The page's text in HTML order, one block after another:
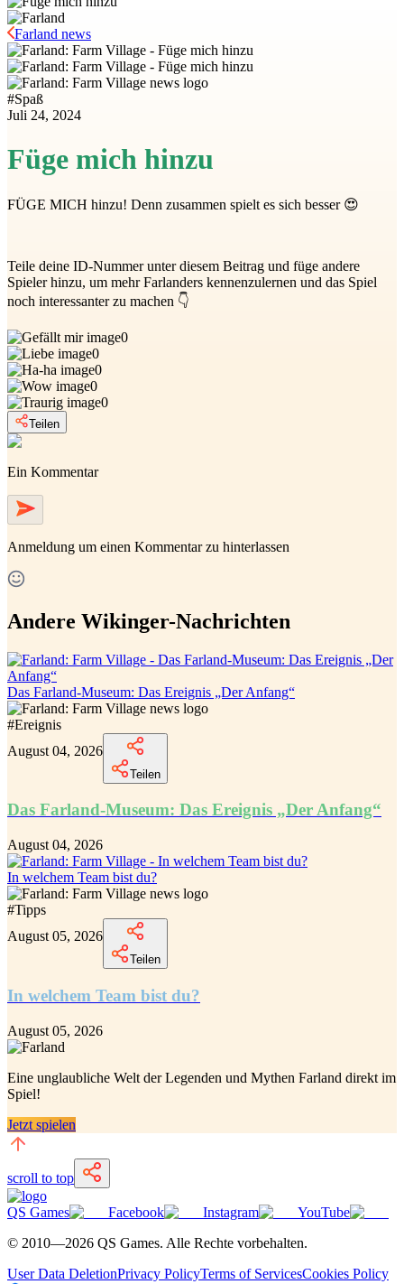
Farland news
#Spaß
Juli 24, 2024
Füge mich hinzu
FÜGE MICH hinzu! Denn zusammen spielt es sich besser 😍
Teile deine ID-Nummer unter diesem Beitrag und füge andere
Spieler hinzu, um mehr Farlanders kennenzulernen und das Spiel
noch interessanter zu machen 👇
0
0
0
0
0
Teilen
Ein Kommentar
Anmeldung um einen Kommentar zu hinterlassen
Andere Wikinger-Nachrichten
Das Farland-Museum: Das Ereignis „Der Anfang“
#Ereignis
August 04, 2026
Teilen
Das Farland-Museum: Das Ereignis „Der Anfang“
August 04, 2026
In welchem Team bist du?
#Tipps
August 05, 2026
Teilen
In welchem Team bist du?
August 05, 2026
Eine unglaubliche Welt der Legenden und Mythen Farland direkt im
Spiel!
Jetzt spielen
scroll to top
QS Games Facebook Instagram
YouTube
© 2010—2026 QS Games. Alle Rechte vorbehalten.
User Data DeletionPrivacy PolicyTerms of ServicesCookies Policy